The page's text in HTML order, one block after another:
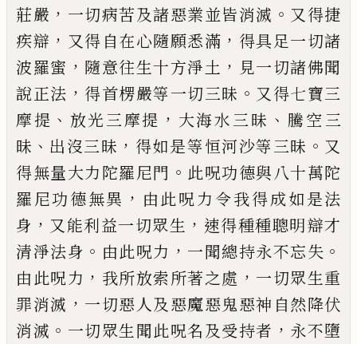
莊嚴 ， 一切病苦及諸惡業並皆消滅 。 又得捷
疾辯 ， 又得自在心隨願悉滿 ， 得具足一切諸
波羅蜜 ， 隨意往生十方淨土 ， 見一切諸佛聞
說正法 ， 得首楞嚴等一切三昧 。 又得七寶三
摩提 、 放光三摩提 ， 大海水三昧 、 騰空三
昧 、 出沒三昧 ， 得如是等恒河沙等三昧 。 又
得無量大力陀羅尼門 。 此呪功德與八十萬陀
羅尼功德無異 ， 由此呪力令我得成如是法
身 ， 又能利益一切眾生 ， 速得種種聰明辯才
清淨法身 。 由此呪力 ， 一聞總持永不忘失 。
由此呪力 ， 我所放索所著之處 ， 一切眾生重
罪消滅 ， 一切惡人及惡魔惡鬼惡神自然降伏
消滅 。 一切眾生聞此呪名及受持者 ， 永不墮